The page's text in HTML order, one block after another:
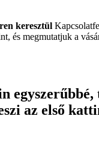
keresztül
és megmutatjuk a
egyszerűbbé,
az első